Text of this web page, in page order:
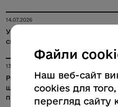
14.07.2026
У Полтаві відзначили
склали НМТ на 200 балів
13.07.2026
Розширення програми
шкільного харчування:
представниками громад
Файли
Наш веб-сайт
cookies для
перегляд сайту